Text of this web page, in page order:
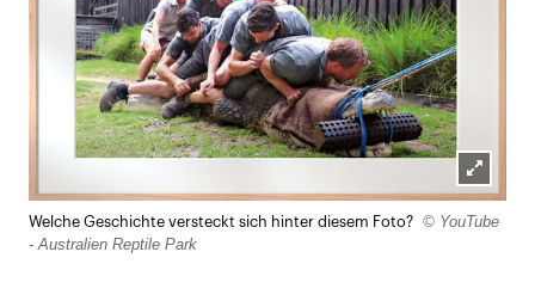
Lightbox
öffnen
Welche Geschichte versteckt sich hinter diesem Foto?
© YouTube
- Australien Reptile Park